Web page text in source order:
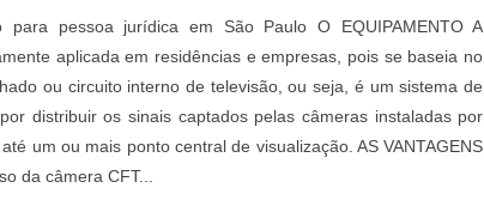
para pessoa jurídica em São Paulo O EQUIPAMENTO A
aplicada em residências e empresas, pois se baseia no
ou circuito interno de televisão, ou seja, é um sistema de
distribuir os sinais captados pelas câmeras instaladas por
um ou mais ponto central de visualização. AS VANTAGENS
da câmera CFT...